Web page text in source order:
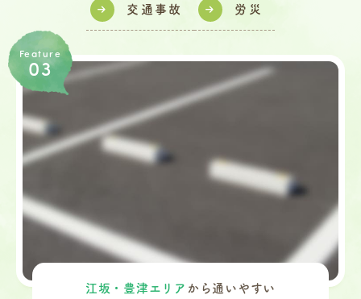
交通事故 労災
Feature
03
江坂・豊津エリア から通いやすい